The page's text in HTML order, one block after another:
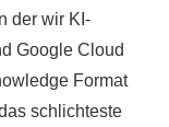
der wir KI-
Google Cloud
Format
schlichteste